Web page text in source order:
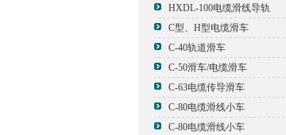
HXDL-100电缆滑线导轨
C型、H型电缆滑车
C-40轨道滑车
C-50滑车/电缆滑车
C-63电缆传导滑车
C-80电缆滑线小车
C-80电缆滑线小车